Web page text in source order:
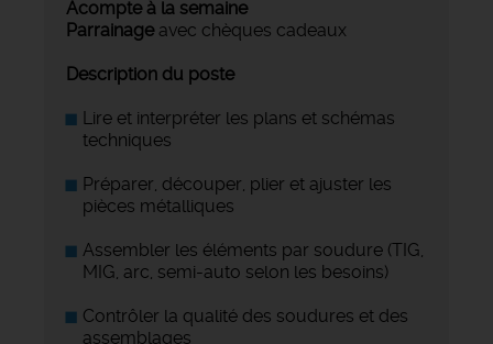
Acompte à la semaine
Parrainageavec chèques cadeaux
Description du poste
Lire et interpréter les plans et schémas
techniques
Préparer, découper, plier et ajuster les
pièces métalliques
Assembler les éléments par soudure (TIG,
MIG, arc, semi-auto selon les besoins)
Contrôler la qualité des soudures et des
assemblages